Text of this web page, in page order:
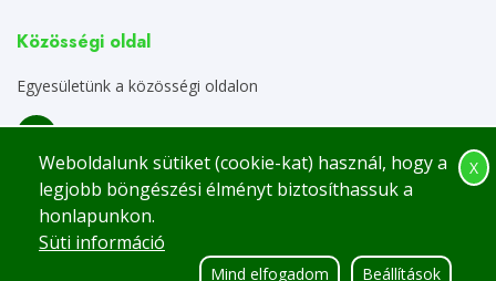
Közösségi oldal
Egyesületünk a közösségi oldalon
© Minden jog fenntartva.Gyáli Kertbarát Kör
X
Weboldalunk sütiket (cookie-kat) használ, hogy a
legjobb böngészési élményt biztosíthassuk a
honlapunkon.
Süti információ
Mind elfogadom Beállítások